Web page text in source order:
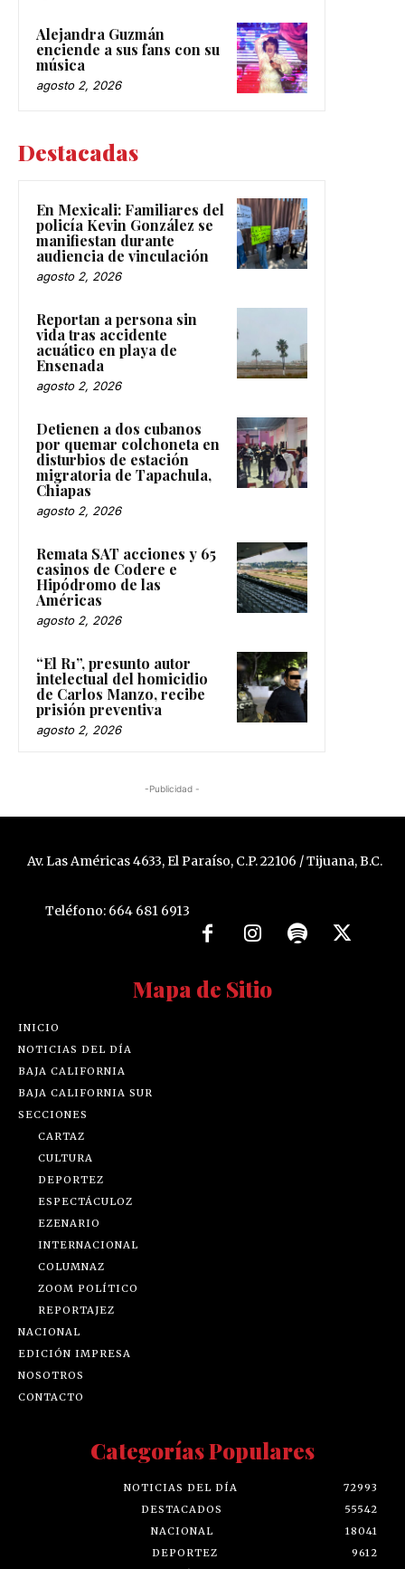
Alejandra Guzmán
enciende a sus fans con su
música
agosto 2, 2026
Destacadas
En Mexicali: Familiares del
policía Kevin González se
manifiestan durante
audiencia de vinculación
agosto 2, 2026
Reportan a persona sin
vida tras accidente
acuático en playa de
Ensenada
agosto 2, 2026
Detienen a dos cubanos
por quemar colchoneta en
disturbios de estación
migratoria de Tapachula,
Chiapas
agosto 2, 2026
Remata SAT acciones y 65
casinos de Codere e
Hipódromo de las
Américas
agosto 2, 2026
“El R1”, presunto autor
intelectual del homicidio
de Carlos Manzo, recibe
prisión preventiva
agosto 2, 2026
-Publicidad -
Av. Las Américas 4633, El Paraíso, C.P. 22106 / Tijuana, B.C.
Teléfono: 664 681 6913
Mapa de Sitio
INICIO
NOTICIAS DEL DÍA
BAJA CALIFORNIA
BAJA CALIFORNIA SUR
SECCIONES
CARTAZ
CULTURA
DEPORTEZ
ESPECTÁCULOZ
EZENARIO
INTERNACIONAL
COLUMNAZ
ZOOM POLÍTICO
REPORTAJEZ
NACIONAL
EDICIÓN IMPRESA
NOSOTROS
CONTACTO
Categorías Populares
NOTICIAS DEL DÍA
72993
DESTACADOS
55542
NACIONAL
18041
DEPORTEZ
9612